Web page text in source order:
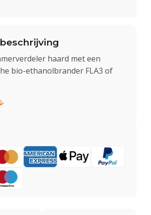
haard met een
bio-ethanolbrander FLA3 of